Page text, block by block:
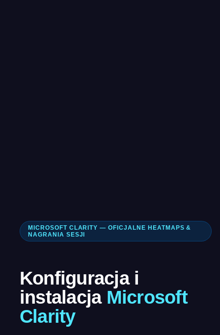
MICROSOFT CLARITY — OFICJALNE HEATMAPS &
NAGRANIA SESJI
Konfiguracja i
instalacja Microsoft
Clarity